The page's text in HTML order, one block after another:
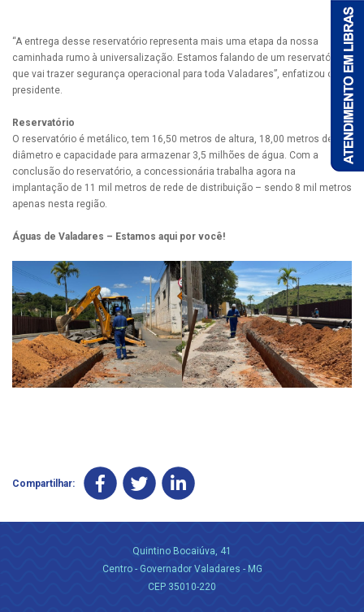
“A entrega desse reservatório representa mais uma etapa da nossa
caminhada rumo à universalização. Estamos falando de um reservatório
que vai trazer segurança operacional para toda Valadares”, enfatizou o
presidente.
Reservatório
O reservatório é metálico, tem 16,50 metros de altura, 18,00 metros de
diâmetro e capacidade para armazenar 3,5 milhões de água. Com a
conclusão do reservatório, a concessionária trabalha agora na
implantação de 11 mil metros de rede de distribuição – sendo 8 mil metros
apenas nesta região.
Águas de Valadares – Estamos aqui por você!
Compartilhar:
Quintino Bocaiúva, 41
Centro - Governador Valadares - MG
CEP 35010-220